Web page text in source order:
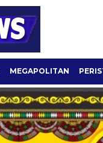
MEGAPOLITAN